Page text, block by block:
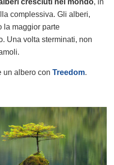
cresciuti nel mondo, in
complessiva. Gli alberi,
la maggior parte
Una volta sterminati, non
un albero con Treedom.